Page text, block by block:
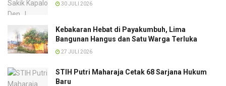
30 JULI 2026
Kebakaran Hebat di Payakumbuh, Lima
Bangunan Hangus dan Satu Warga Terluka
27 JULI 2026
STIH Putri Maharaja Cetak 68 Sarjana Hukum
Baru